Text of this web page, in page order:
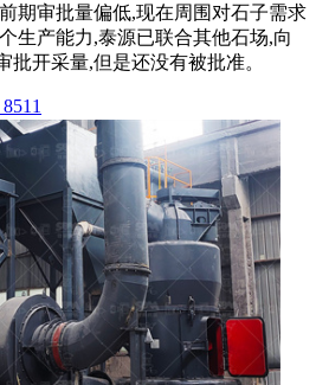
期审批量偏低,现在周围对石子需求
生产能力,泰源已联合其他石场,向
批开采量,但是还没有被批准。